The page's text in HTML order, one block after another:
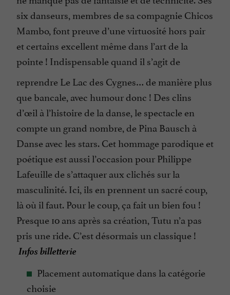
six danseurs, membres de sa compagnie Chicos
Mambo, font preuve d’une virtuosité hors pair
et certains excellent même dans l’art de la
pointe ! Indispensable quand il s’agit de
reprendre Le Lac des Cygnes… de manière plus
que bancale, avec humour donc ! Des clins
d’œil à l’histoire de la danse, le spectacle en
compte un grand nombre, de Pina Bausch à
Danse avec les stars. Cet hommage parodique et
poétique est aussi l’occasion pour Philippe
Lafeuille de s’attaquer aux clichés sur la
masculinité. Ici, ils en prennent un sacré coup,
là où il faut. Pour le coup, ça fait un bien fou !
Presque 10 ans après sa création, Tutu n’a pas
pris une ride. C’est désormais un classique !
Infos billetterie
Placement automatique dans la catégorie
choisie